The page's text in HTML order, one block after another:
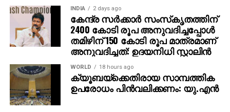
INDIA 2 days ago
കേന്ദ്ര സര്‍ക്കാര്‍ സംസ്‌കൃതത്തിന്
2400 കോടി രൂപ അനുവദിച്ചപ്പോള്‍
തമിഴിന് 150 കോടി രൂപ മാത്രമാണ്
അനുവദിച്ചത്: ഉദയനിധി സ്റ്റാലിന്‍
WORLD 18 hours ago
ക്യൂബയ്ക്കെതിരായ സാമ്പത്തിക
ഉപരോധം പിന്‍വലിക്കണം: യു.എന്‍